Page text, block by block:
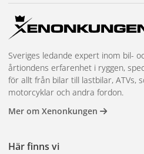
Sveriges ledande expert inom bil-
årtiondens erfarenhet i ryggen,
för allt från bilar till lastbilar, ATVs,
motorcyklar och andra fordon.
Mer om Xenonkungen
Här finns vi